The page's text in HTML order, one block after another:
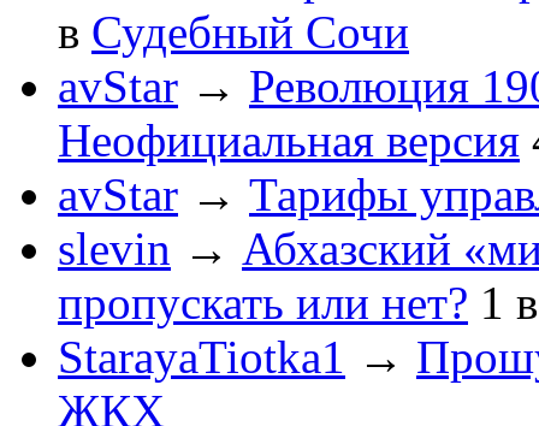
в Судебный Сочи
avStar → Революция
Неофициальная версия
avStar → Тарифы
slevin → Абхазский
пропускать или нет? 1
StarayaTiotka1 →
ЖКХ